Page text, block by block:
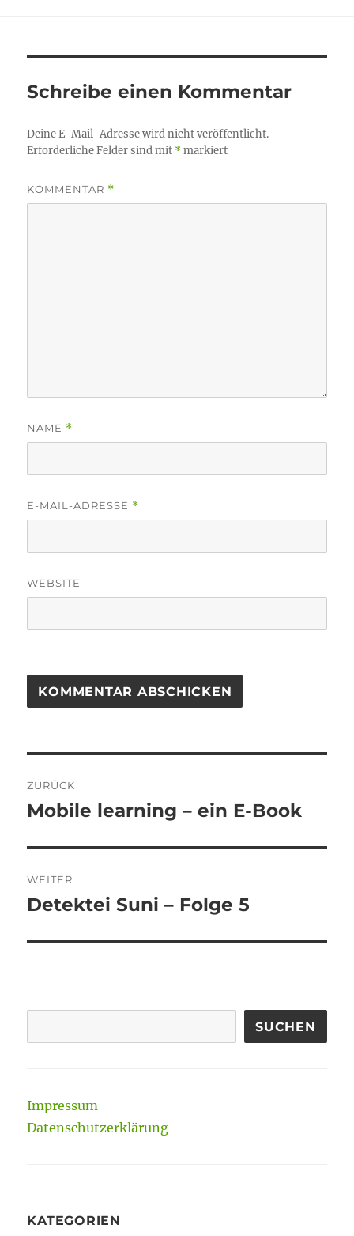
Schreibe einen Kommentar
Deine E-Mail-Adresse wird nicht veröffentlicht.
Erforderliche Felder sind mit *markiert
KOMMENTAR *
NAME *
E-MAIL-ADRESSE *
WEBSITE
ZURÜCK
Vorheriger
Mobile learning – ein E-Book
WEITER
Nächster
Detektei Suni – Folge 5
SUCHEN
Impressum
Datenschutzerklärung
KATEGORIEN